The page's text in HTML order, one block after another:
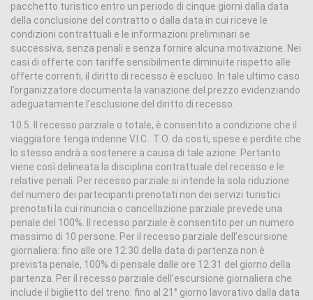
pacchetto turistico entro un periodo di cinque giorni dalla data
della conclusione del contratto o dalla data in cui riceve le
condizioni contrattuali e le informazioni preliminari se
successiva, senza penali e senza fornire alcuna motivazione. Nei
casi di offerte con tariffe sensibilmente diminuite rispetto alle
offerte correnti, il diritto di recesso è escluso. In tale ultimo caso
l’organizzatore documenta la variazione del prezzo evidenziando
adeguatamente l’esclusione del diritto di recesso.
10.5. Il recesso parziale o totale, è consentito a condizione che il
viaggiatore tenga indenne V.I.C . T.O. da costi, spese e perdite che
lo stesso andrà a sostenere a causa di tale azione. Pertanto
viene così delineata la disciplina contrattuale del recesso e le
relative penali. Per recesso parziale si intende la sola riduzione
del numero dei partecipanti prenotati non dei servizi turistici
prenotati la cui rinuncia o cancellazione parziale prevede una
penale del 100%. Il recesso parziale è consentito per un numero
massimo di 10 persone. Per il recesso parziale dell’escursione
giornaliera: fino alle ore 12:30 della data di partenza non è
prevista penale, 100% di pensale dalle ore 12:31 del giorno della
partenza. Per il recesso parziale dell’escursione giornaliera che
include il biglietto del treno: fino al 21° giorno lavorativo dalla data